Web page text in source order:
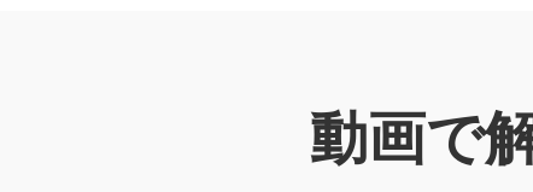
動画で